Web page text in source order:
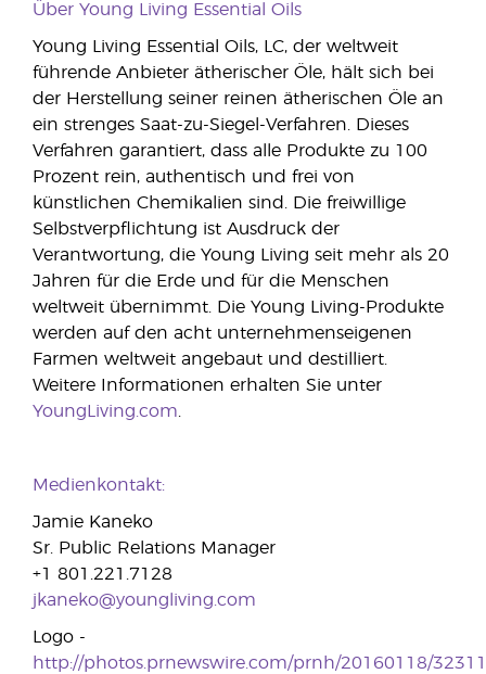
Über Young Living Essential Oils
Young Living Essential Oils, LC, der weltweit
führende Anbieter ätherischer Öle, hält sich bei
der Herstellung seiner reinen ätherischen Öle an
ein strenges Saat-zu-Siegel-Verfahren. Dieses
Verfahren garantiert, dass alle Produkte zu 100
Prozent rein, authentisch und frei von
künstlichen Chemikalien sind. Die freiwillige
Selbstverpflichtung ist Ausdruck der
Verantwortung, die Young Living seit mehr als 20
Jahren für die Erde und für die Menschen
weltweit übernimmt. Die Young Living-Produkte
werden auf den acht unternehmenseigenen
Farmen weltweit angebaut und destilliert.
Weitere Informationen erhalten Sie unter
YoungLiving.com
Medienkontakt:
Jamie Kaneko
Sr. Public Relations Manager
+1 801.221.7128
jkaneko@youngliving.com
Logo -
http://photos.prnewswire.com/prnh/20160118/